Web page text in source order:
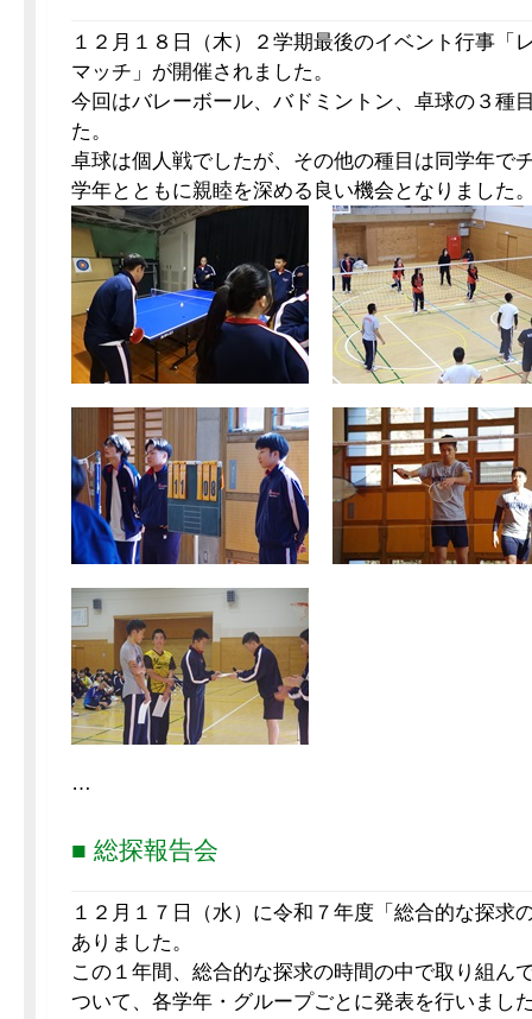
１２月１８日（木）２学期最後のイベント行事「
マッチ」が開催されました。
今回はバレーボール、バドミントン、卓球の３種
た。
卓球は個人戦でしたが、その他の種目は同学年で
学年とともに親睦を深める良い機会となりました
…
■ 総探報告会
１２月１７日（水）に令和７年度「総合的な探求
ありました。
この１年間、総合的な探求の時間の中で取り組ん
ついて、各学年・グループごとに発表を行いまし